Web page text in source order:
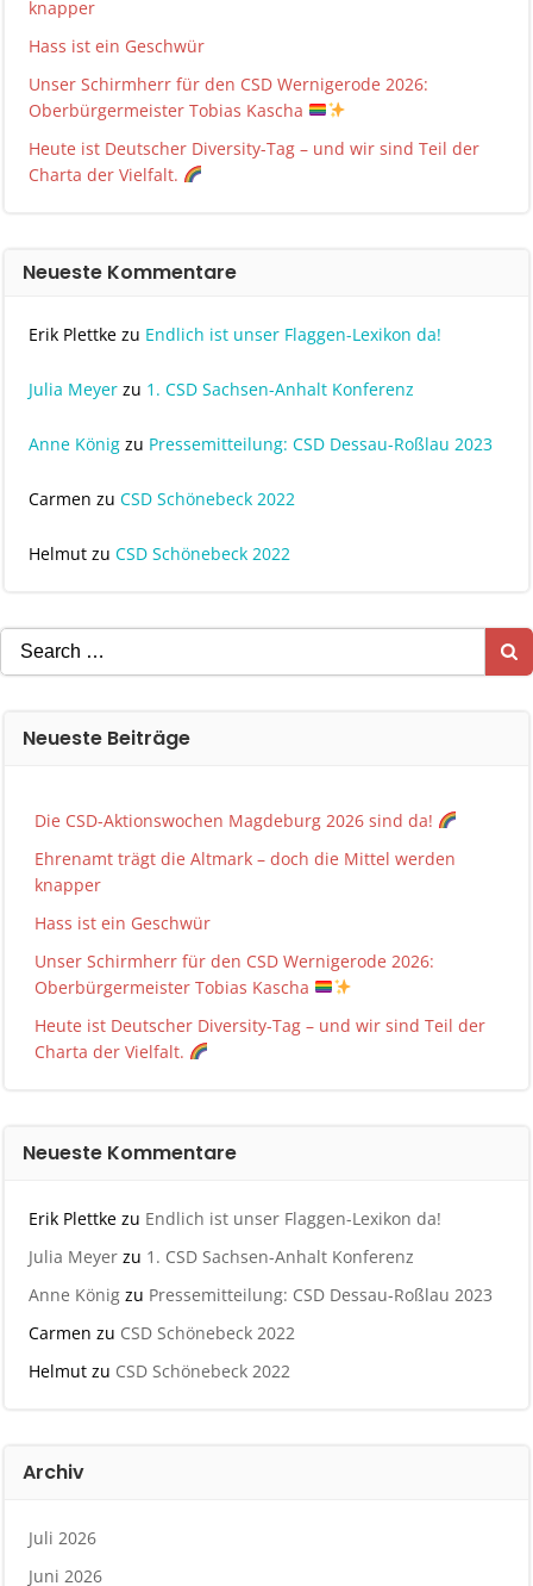
knapper
Hass ist ein Geschwür
Unser Schirmherr für den CSD Wernigerode 2026:
Oberbürgermeister Tobias Kascha
Heute ist Deutscher Diversity-Tag – und wir sind Teil der
Charta der Vielfalt.
Neueste Kommentare
Erik Plettke zu Endlich ist unser Flaggen-Lexikon da!
Julia Meyer zu 1. CSD Sachsen-Anhalt Konferenz
Anne König zu Pressemitteilung: CSD Dessau-Roßlau 2023
Carmen zu CSD Schönebeck 2022
Helmut zu CSD Schönebeck 2022
Search
for:
Neueste Beiträge
Die CSD-Aktionswochen Magdeburg 2026 sind da!
Ehrenamt trägt die Altmark – doch die Mittel werden
knapper
Hass ist ein Geschwür
Unser Schirmherr für den CSD Wernigerode 2026:
Oberbürgermeister Tobias Kascha
Heute ist Deutscher Diversity-Tag – und wir sind Teil der
Charta der Vielfalt.
Neueste Kommentare
Erik Plettke zu Endlich ist unser Flaggen-Lexikon da!
Julia Meyer zu 1. CSD Sachsen-Anhalt Konferenz
Anne König zu Pressemitteilung: CSD Dessau-Roßlau 2023
Carmen zu CSD Schönebeck 2022
Helmut zu CSD Schönebeck 2022
Archiv
Juli 2026
Juni 2026